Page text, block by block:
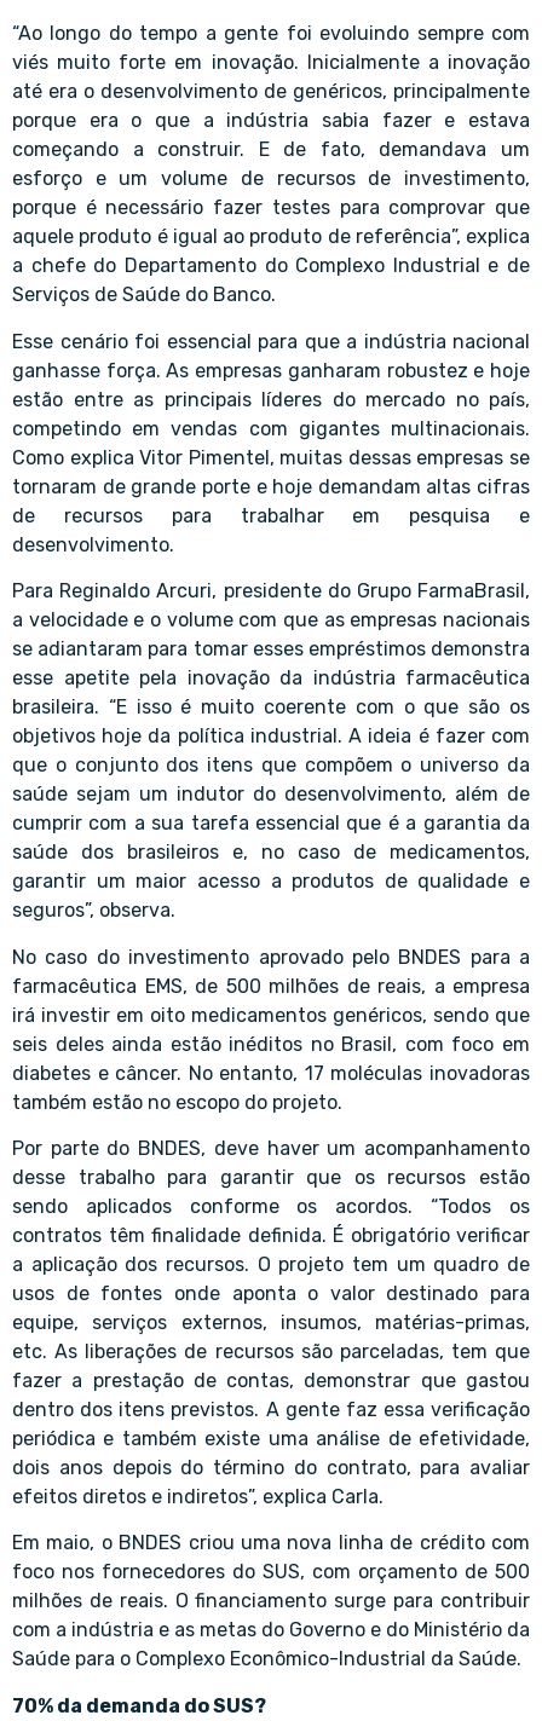
“Ao longo do tempo a gente foi evoluindo sempre com
viés muito forte em inovação. Inicialmente a inovação
até era o desenvolvimento de genéricos, principalmente
porque era o que a indústria sabia fazer e estava
começando a construir. E de fato, demandava um
esforço e um volume de recursos de investimento,
porque é necessário fazer testes para comprovar que
aquele produto é igual ao produto de referência”, explica
a chefe do Departamento do Complexo Industrial e de
Serviços de Saúde do Banco.
Esse cenário foi essencial para que a indústria nacional
ganhasse força. As empresas ganharam robustez e hoje
estão entre as principais líderes do mercado no país,
competindo em vendas com gigantes multinacionais.
Como explica Vitor Pimentel, muitas dessas empresas se
tornaram de grande porte e hoje demandam altas cifras
de recursos para trabalhar em pesquisa e
desenvolvimento.
Para Reginaldo Arcuri, presidente do Grupo FarmaBrasil,
a velocidade e o volume com que as empresas nacionais
se adiantaram para tomar esses empréstimos demonstra
esse apetite pela inovação da indústria farmacêutica
brasileira. “E isso é muito coerente com o que são os
objetivos hoje da política industrial. A ideia é fazer com
que o conjunto dos itens que compõem o universo da
saúde sejam um indutor do desenvolvimento, além de
cumprir com a sua tarefa essencial que é a garantia da
saúde dos brasileiros e, no caso de medicamentos,
garantir um maior acesso a produtos de qualidade e
seguros”, observa.
No caso do investimento aprovado pelo BNDES para a
farmacêutica EMS, de 500 milhões de reais, a empresa
irá investir em oito medicamentos genéricos, sendo que
seis deles ainda estão inéditos no Brasil, com foco em
diabetes e câncer. No entanto, 17 moléculas inovadoras
também estão no escopo do projeto.
Por parte do BNDES, deve haver um acompanhamento
desse trabalho para garantir que os recursos estão
sendo aplicados conforme os acordos. “Todos os
contratos têm finalidade definida. É obrigatório verificar
a aplicação dos recursos. O projeto tem um quadro de
usos de fontes onde aponta o valor destinado para
equipe, serviços externos, insumos, matérias-primas,
etc. As liberações de recursos são parceladas, tem que
fazer a prestação de contas, demonstrar que gastou
dentro dos itens previstos. A gente faz essa verificação
periódica e também existe uma análise de efetividade,
dois anos depois do término do contrato, para avaliar
efeitos diretos e indiretos”, explica Carla.
Em maio, o BNDES criou uma nova linha de crédito com
foco nos fornecedores do SUS, com orçamento de 500
milhões de reais. O financiamento surge para contribuir
com a indústria e as metas do Governo e do Ministério da
Saúde para o Complexo Econômico-Industrial da Saúde.
70% da demanda do SUS?